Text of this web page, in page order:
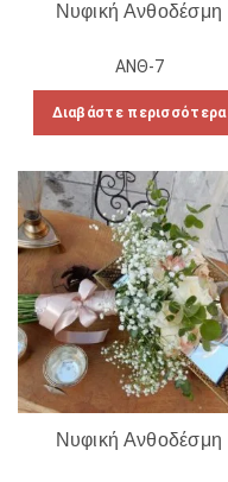
Νυφική Ανθοδέσμη
ΑΝΘ-7
Διαβάστε περισσότερα
Νυφική Ανθοδέσμη